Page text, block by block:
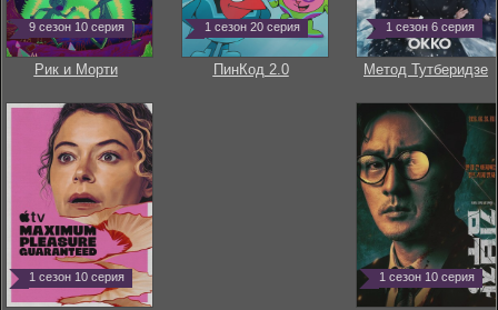
9 сезон 10 серия
Рик и Морти
1 сезон 20 серия
ПинКод 2.0
1 сезон 6 серия
Метод Тутберидзе
1 сезон 10 серия 1 сезон 10 серия